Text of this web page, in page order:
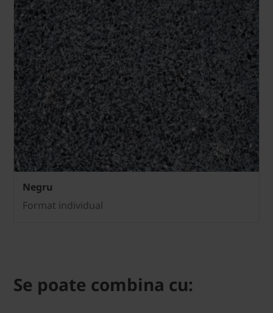
Negru
Format individual
Se poate combina cu: